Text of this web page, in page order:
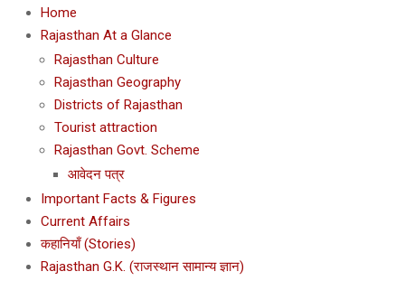
Home
Rajasthan At a Glance
Rajasthan Culture
Rajasthan Geography
Districts of Rajasthan
Tourist attraction
Rajasthan Govt. Scheme
आवेदन पत्र
Important Facts & Figures
Current Affairs
कहानियाँ (Stories)
Rajasthan G.K. (राजस्थान सामान्य ज्ञान)